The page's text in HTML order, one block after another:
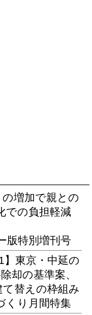
の増加で親との
での負担軽減
版特別増刊号
】東京・中延の
却の基準案、
替えの枠組み
くり月間特集